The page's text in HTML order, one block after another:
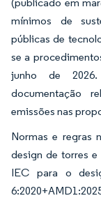
mínimos de
públicas de
se a
junho de
documentação
emissões nas
Normas e regras
design de torres
IEC para o